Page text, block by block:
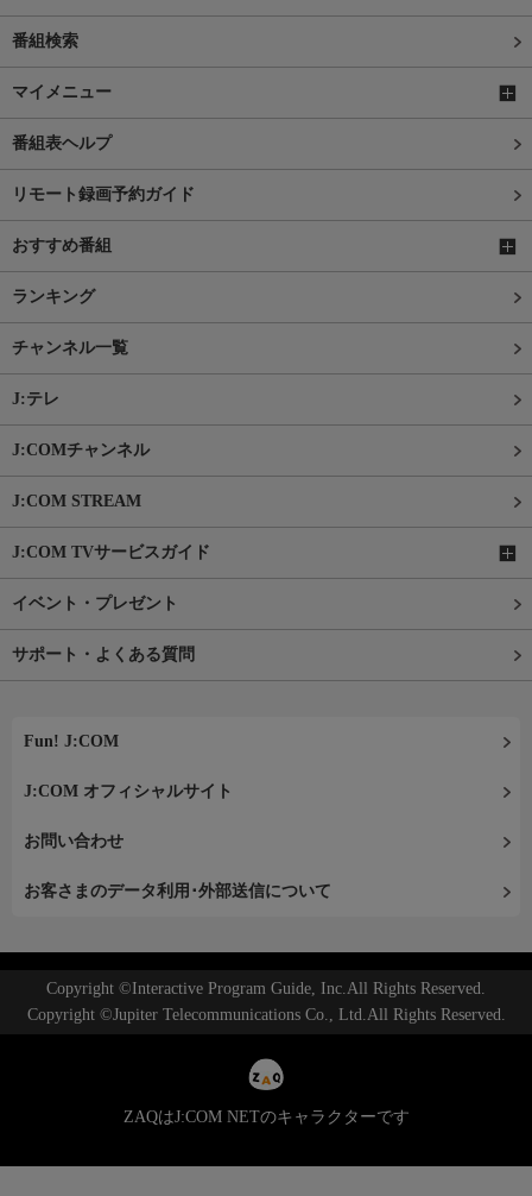
番組検索
マイメニュー
番組表ヘルプ
リモート録画予約ガイド
おすすめ番組
ランキング
チャンネル一覧
J:テレ
J:COMチャンネル
J:COM STREAM
J:COM TVサービスガイド
イベント・プレゼント
サポート・よくある質問
Fun! J:COM
J:COM オフィシャルサイト
お問い合わせ
お客さまのデータ利用･外部送信について
Copyright ©Interactive Program Guide, Inc.All Rights Reserved.
Copyright ©Jupiter Telecommunications Co., Ltd.All Rights Reserved.
ZAQはJ:COM NETのキャラクターです